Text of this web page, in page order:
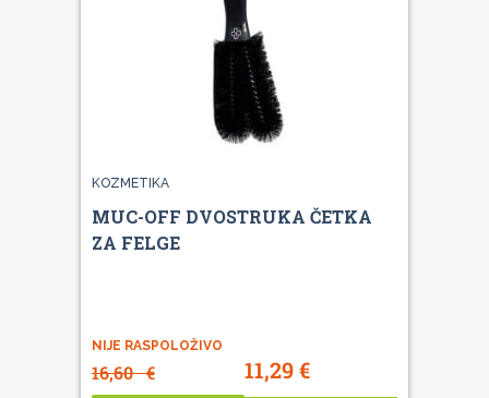
KOZMETIKA
MUC-OFF DVOSTRUKA ČETKA
ZA FELGE
NIJE RASPOLOŽIVO
16,60€ 11,29€